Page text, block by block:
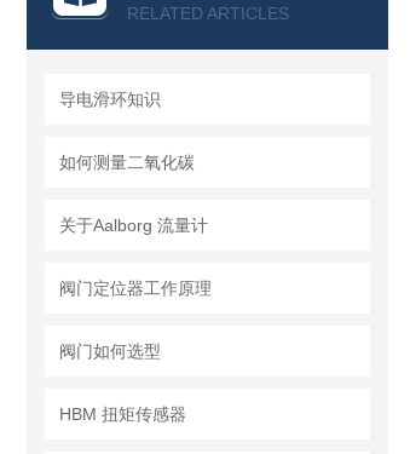
RELATED ARTICLES
导电滑环知识
如何测量二氧化碳
关于Aalborg 流量计
阀门定位器工作原理
阀门如何选型
HBM 扭矩传感器